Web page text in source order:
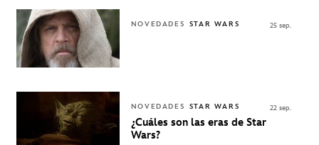
NOVEDADES STAR WARS 25 sep.
NOVEDADES STAR WARS
¿Cuáles son las eras de Star
Wars?
22 sep.